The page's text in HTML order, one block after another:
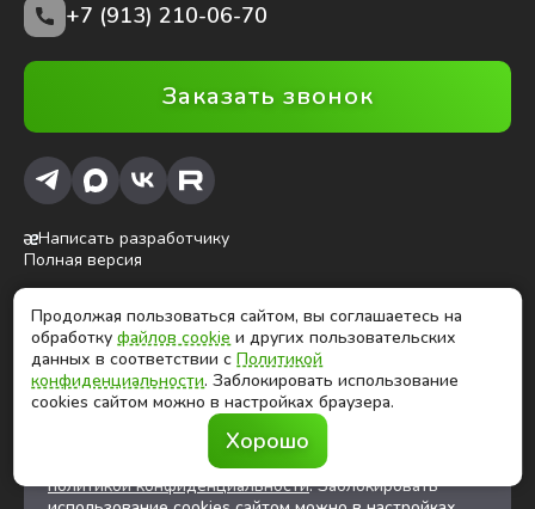
+7 (913) 210-06-70
Заказать звонок
Написать разработчику
Полная версия
ⓒ Глобалтек, 2026
Цены на сайте не являются публичной офертой
Продолжая использовать сайт, вы соглашаетесь на
файлов cookiesи других
пользовательских данных в соответствии с
политикой конфиденциальности. Заблокировать
Продолжая пользоваться сайтом, вы соглашаетесь на
обработкуфайлов cookie и других пользовательских
данных в соответствии сПолитикой
конфиденциальности. Заблокировать использование
cookies сайтом можно в настройках браузера.
Хорошо